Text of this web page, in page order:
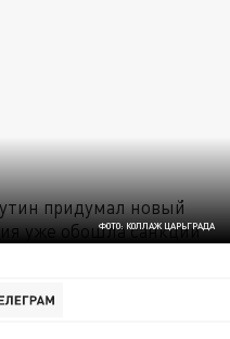
ФОТО: КОЛЛАЖ ЦАРЬГРАДА